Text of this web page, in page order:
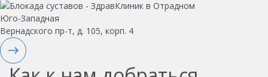
Юго-Западная
Вернадского пр-т, д. 105, корп. 4